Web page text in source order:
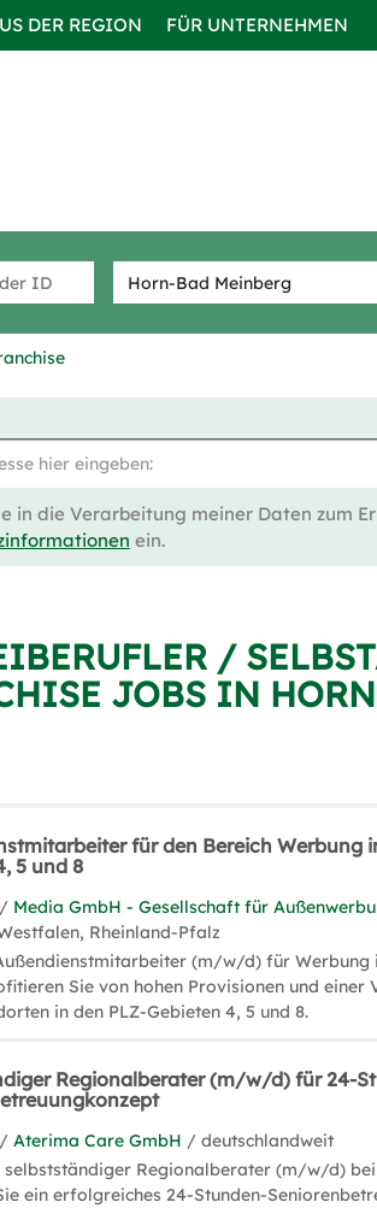
DER REGION FÜR UNTERNEHMEN
in die Verarbeitung meiner Daten zum
ein.
/
JOBS IN
für den Bereich Werbung
5 und 8
/ Media GmbH - Gesellschaft für
Rheinland-Pfalz
(m/w/d) für Werbung
Sie von hohen Provisionen und einer
in den PLZ-Gebieten 4, 5 und 8.
Regionalberater (m/w/d) für 24-
/Aterima Care GmbH / deutschlandweit
selbstständiger Regionalberater (m/w/d) bei
ein erfolgreiches 24-Stunden-